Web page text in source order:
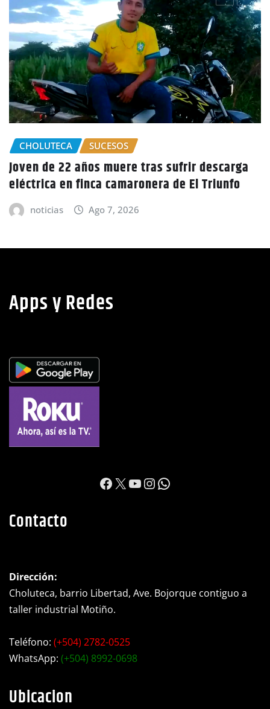
GOBIERNO HONDURAS NACIONALES
CIDH escucha denuncias por uso de juicios
políticos y debilidad de la independencia
noticias Ago 6, 2026
Choluteca, barrio Libertad, Ave. Bojorque contiguo a
taller industrial Motiño.
WhatsApp:(+504) 8992-0698